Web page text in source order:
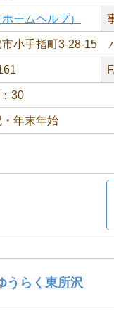
ームヘルプ）
市小手指町3-28-15
30
年末年始
らく東所沢